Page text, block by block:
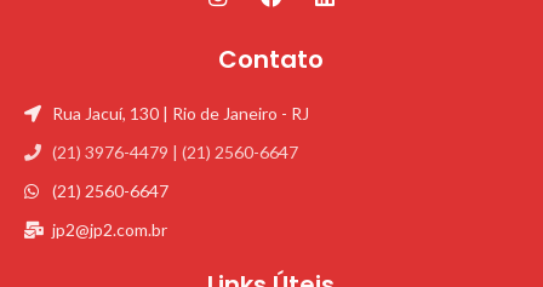
Contato
Rua Jacuí, 130 | Rio de Janeiro - RJ
(21) 3976-4479 | (21) 2560-6647
(21) 2560-6647
jp2@jp2.com.br